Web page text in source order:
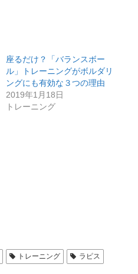
座るだけ？「バランスボー
ル」トレーニングがボルダリ
ングにも有効な３つの理由
2019年1月18日
トレーニング
トレーニング
ラピス